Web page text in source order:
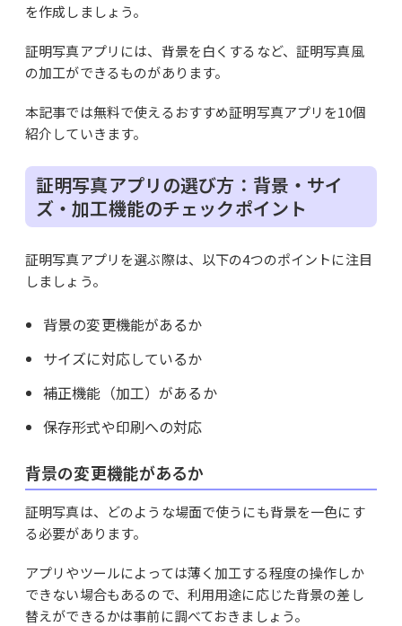
を作成しましょう。
証明写真アプリには、背景を白くするなど、証明写真風
の加工ができるものがあります。
本記事では無料で使えるおすすめ証明写真アプリを10個
紹介していきます。
証明写真アプリの選び方：背景・サイ
ズ・加工機能のチェックポイント
証明写真アプリを選ぶ際は、以下の4つのポイントに注目
しましょう。
背景の変更機能があるか
サイズに対応しているか
補正機能（加工）があるか
保存形式や印刷への対応
背景の変更機能があるか
証明写真は、どのような場面で使うにも背景を一色にす
る必要があります。
アプリやツールによっては薄く加工する程度の操作しか
できない場合もあるので、利用用途に応じた背景の差し
替えができるかは事前に調べておきましょう。